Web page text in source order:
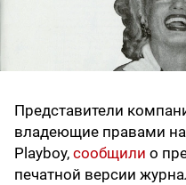
Представители
владеющие правами
Playboy, сообщили о
печатной версии